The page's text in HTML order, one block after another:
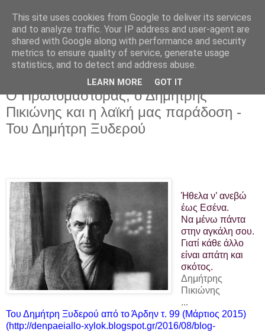
Τετάρτη 21 Ιουνίου 2017
Ο Πρωτομάστορας, ο Δημήτρης
Πικιώνης και η λαϊκή μας παράδοση -
Του Δημήτρη Ξυδερού
Ήθελα ν’ ανεβώ
έως Εσένα.
Να μένω πάντα
στην αγκάλη σου.
Γιατί κάθε άλλο
είναι απάτη και
σκότος.
Δημήτρης
Πικιώνης
...
Του Δημήτρη Ξυδερού από το Άρδην τ. 99 (Μάρτιος 2015)
(http://denpaeiallo-xylok.blogspot.gr/2016/08/blog-
This site uses cookies from Google to deliver its services
and to analyze traffic. Your IP address and user-agent are
shared with Google along with performance and security
metrics to ensure quality of service, generate usage
statistics, and to detect and address abuse.
LEARN MORE GOT IT